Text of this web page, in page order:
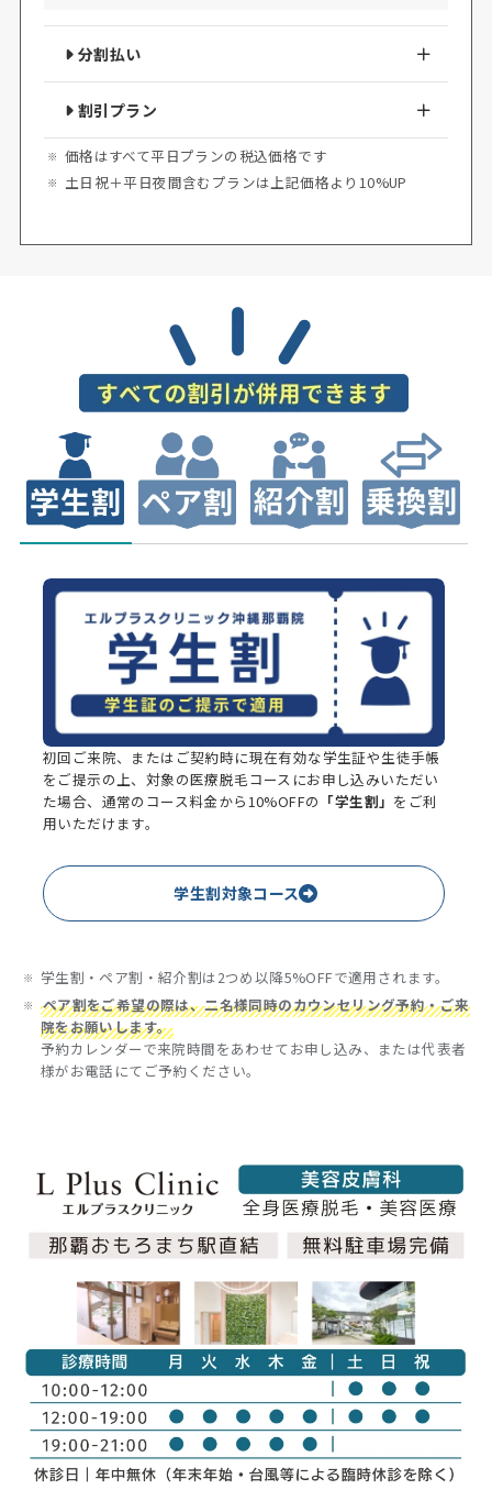
分割払い
割引プラン
価格はすべて平日プランの税込価格です
土日祝＋平日夜間含むプランは上記価格より10%UP
初回ご来院、またはご契約時に現在有効な学生証や生徒手帳
をご提示の上、対象の医療脱毛コースにお申し込みいただい
た場合、通常のコース料金から10%OFFの 「学生割」 をご利
用いただけます。
学生割対象コース
学生割・ペア割・紹介割は2つめ以降5%OFFで適用されます。
ペア割をご希望の際は、二名様同時のカウンセリング予約・ご来
院をお願いします。
予約カレンダーで来院時間をあわせてお申し込み、または代表者
様がお電話にてご予約ください。